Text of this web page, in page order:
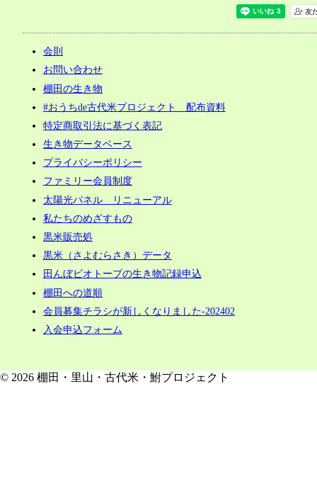
会則
お問い合わせ
棚田の生き物
#おうちde古代米プロジェクト 配布資料
特定商取引法に基づく表記
生き物データベース
プライバシーポリシー
ファミリー会員制度
太陽光パネル リニューアル
私たちのめざすもの
黒米販売処
黒米（さよむらさき）データ
田んぼビオトープの生き物記録申込
棚田への道順
会員募集チラシが新しくなりました-202402
入会申込フォーム
© 2026 棚田・里山・古代米・鮒プロジェクト